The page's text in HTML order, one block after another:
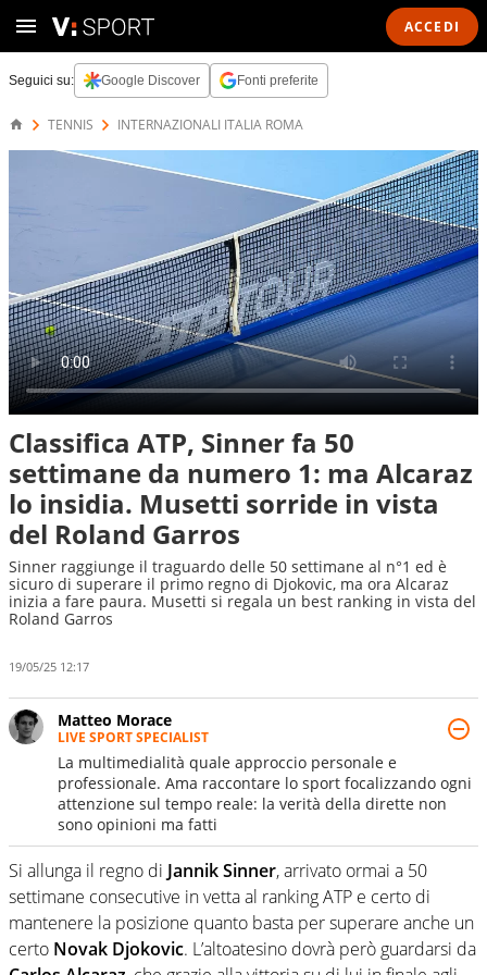
ACCEDI
Seguici su: Google Discover Fonti preferite
TENNIS INTERNAZIONALI ITALIA ROMA
Classifica ATP, Sinner fa 50
settimane da numero 1: ma Alcaraz
lo insidia. Musetti sorride in vista
del Roland Garros
Sinner raggiunge il traguardo delle 50 settimane al n°1 ed è
sicuro di superare il primo regno di Djokovic, ma ora Alcaraz
inizia a fare paura. Musetti si regala un best ranking in vista del
Roland Garros
19/05/25 12:17
Matteo Morace
LIVE SPORT SPECIALIST
La multimedialità quale approccio personale e
professionale. Ama raccontare lo sport focalizzando ogni
attenzione sul tempo reale: la verità della dirette non
sono opinioni ma fatti
Si allunga il regno di Jannik Sinner, arrivato ormai a 50
settimane consecutive in vetta al ranking ATP e certo di
mantenere la posizione quanto basta per superare anche un
certo Novak Djokovic. L’altoatesino dovrà però guardarsi da